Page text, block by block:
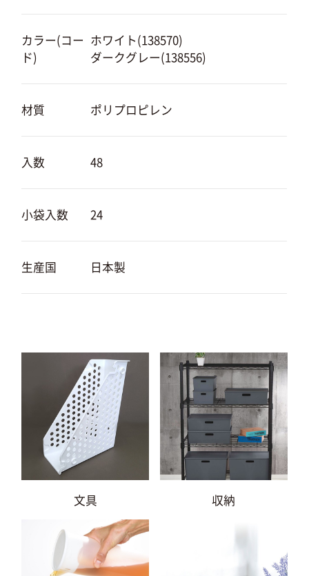
カラー(コー
ド)
ホワイト(138570)
ダークグレー(138556)
材質 ポリプロピレン
入数 48
小袋入数 24
生産国 日本製
文具 収納